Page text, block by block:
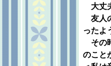
大丈
友人
ったよ
その
のこと